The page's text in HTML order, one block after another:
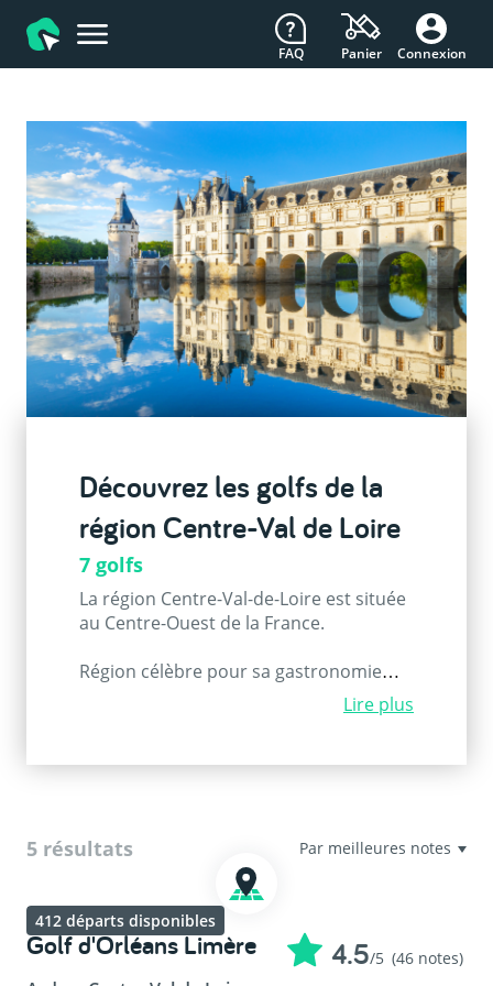
FAQ Panier Connexion
Découvrez les golfs de la
région Centre-Val de Loire
7 golfs
La région Centre-Val-de-Loire est située
au Centre-Ouest de la France.
Région célèbre pour sa gastronomie
patrimoine architectural historique.
qu’augmenter votre satisfaction lorsque
Tours, sans oublier les vestiges de la
France d’autres fois avec les châteaux
de Chambord, Chenonceau et d’autres.
Jouez au golf et visitez les plus beaux
châteaux de France dans la même
journée n’a jamais été aussi simple.
Lire plus
5 résultats
412 départs disponibles
Golf d'Orléans Limère 4.5/5 (46 notes)